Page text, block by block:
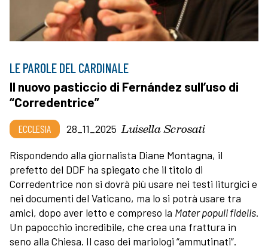
LE PAROLE DEL CARDINALE
Il nuovo pasticcio di Fernández sull’uso di
“Corredentrice”
ECCLESIA 28_11_2025 Luisella Scrosati
Rispondendo alla giornalista Diane Montagna, il
prefetto del DDF ha spiegato che il titolo di
Corredentrice non si dovrà più usare nei testi liturgici e
nei documenti del Vaticano, ma lo si potrà usare tra
amici, dopo aver letto e compreso la Mater populi fidelis.
Un papocchio incredibile, che crea una frattura in
seno alla Chiesa. Il caso dei mariologi “ammutinati”.